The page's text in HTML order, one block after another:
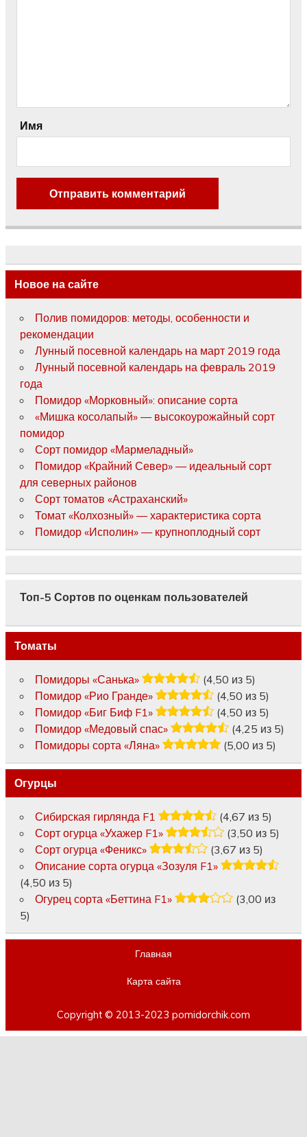
Имя
Новое на сайте
Полив помидоров: методы, особенности и
рекомендации
Лунный посевной календарь на март 2019 года
Лунный посевной календарь на февраль 2019
года
Помидор «Морковный»: описание сорта
«Мишка косолапый» — высокоурожайный сорт
помидор
Сорт помидор «Мармеладный»
Помидор «Крайний Север» — идеальный сорт
для северных районов
Сорт томатов «Астраханский»
Томат «Колхозный» — характеристика сорта
Помидор «Исполин» — крупноплодный сорт
Топ-5 Сортов по оценкам пользователей
Томаты
Помидоры «Санька»
(4,50 из 5)
Помидор «Рио Гранде»
(4,50 из 5)
Помидор «Биг Биф F1»
(4,50 из 5)
Помидор «Медовый спас»
(4,25 из 5)
Помидоры сорта «Ляна»
(5,00 из 5)
Огурцы
Сибирская гирлянда F1
(4,67 из 5)
Сорт огурца «Ухажер F1»
(3,50 из 5)
Сорт огурца «Феникс»
(3,67 из 5)
Описание сорта огурца «Зозуля F1»
(4,50 из 5)
Огурец сорта «Беттина F1»
(3,00 из
5)
Главная
Карта сайта
Copyright © 2013-2023 pomidorchik.com